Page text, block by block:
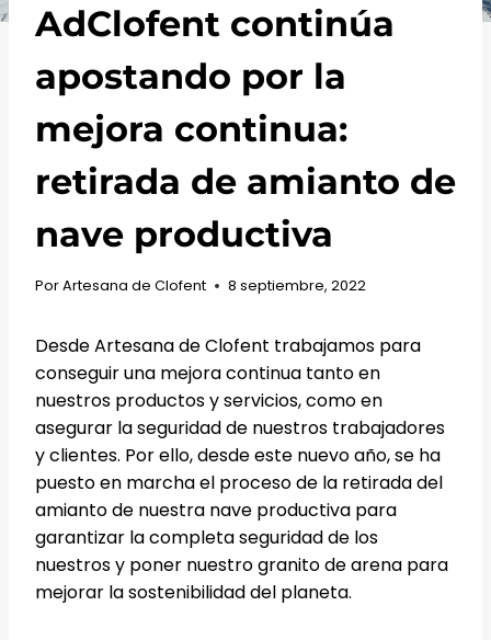
AdClofent continúa
apostando por la
mejora continua:
retirada de amianto de
nave productiva
PorArtesana de Clofent 8 septiembre, 2022
Desde Artesana de Clofent trabajamos para
conseguir una mejora continua tanto en
nuestros productos y servicios, como en
asegurar la seguridad de nuestros trabajadores
y clientes. Por ello, desde este nuevo año, se ha
puesto en marcha el proceso de la retirada del
amianto de nuestra nave productiva para
garantizar la completa seguridad de los
nuestros y poner nuestro granito de arena para
mejorar la sostenibilidad del planeta.